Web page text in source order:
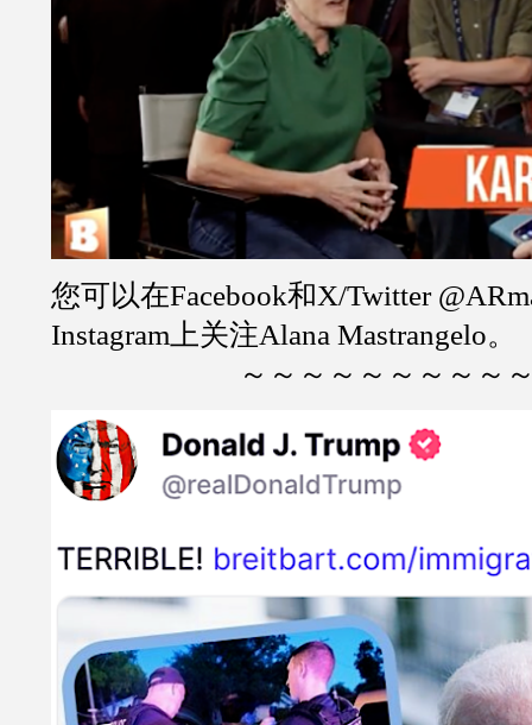
您可以在Facebook和X/Twitter
Instagram上关注Alana Mastrangelo。
～～～～～～～～～